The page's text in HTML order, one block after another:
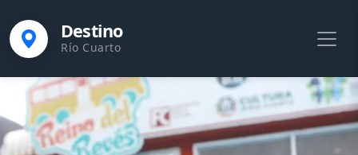
Destino
Río Cuarto